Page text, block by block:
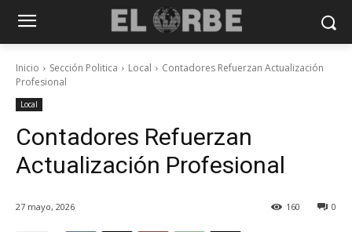
Inicio Sección Politica Local
Contadores Refuerzan Actualización
Profesional
Local
Contadores Refuerzan
Actualización Profesional
27 mayo, 2026 0
160